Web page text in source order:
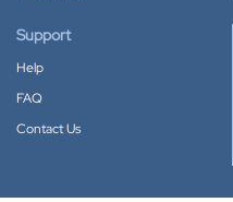
Support
Help
FAQ
Contact Us